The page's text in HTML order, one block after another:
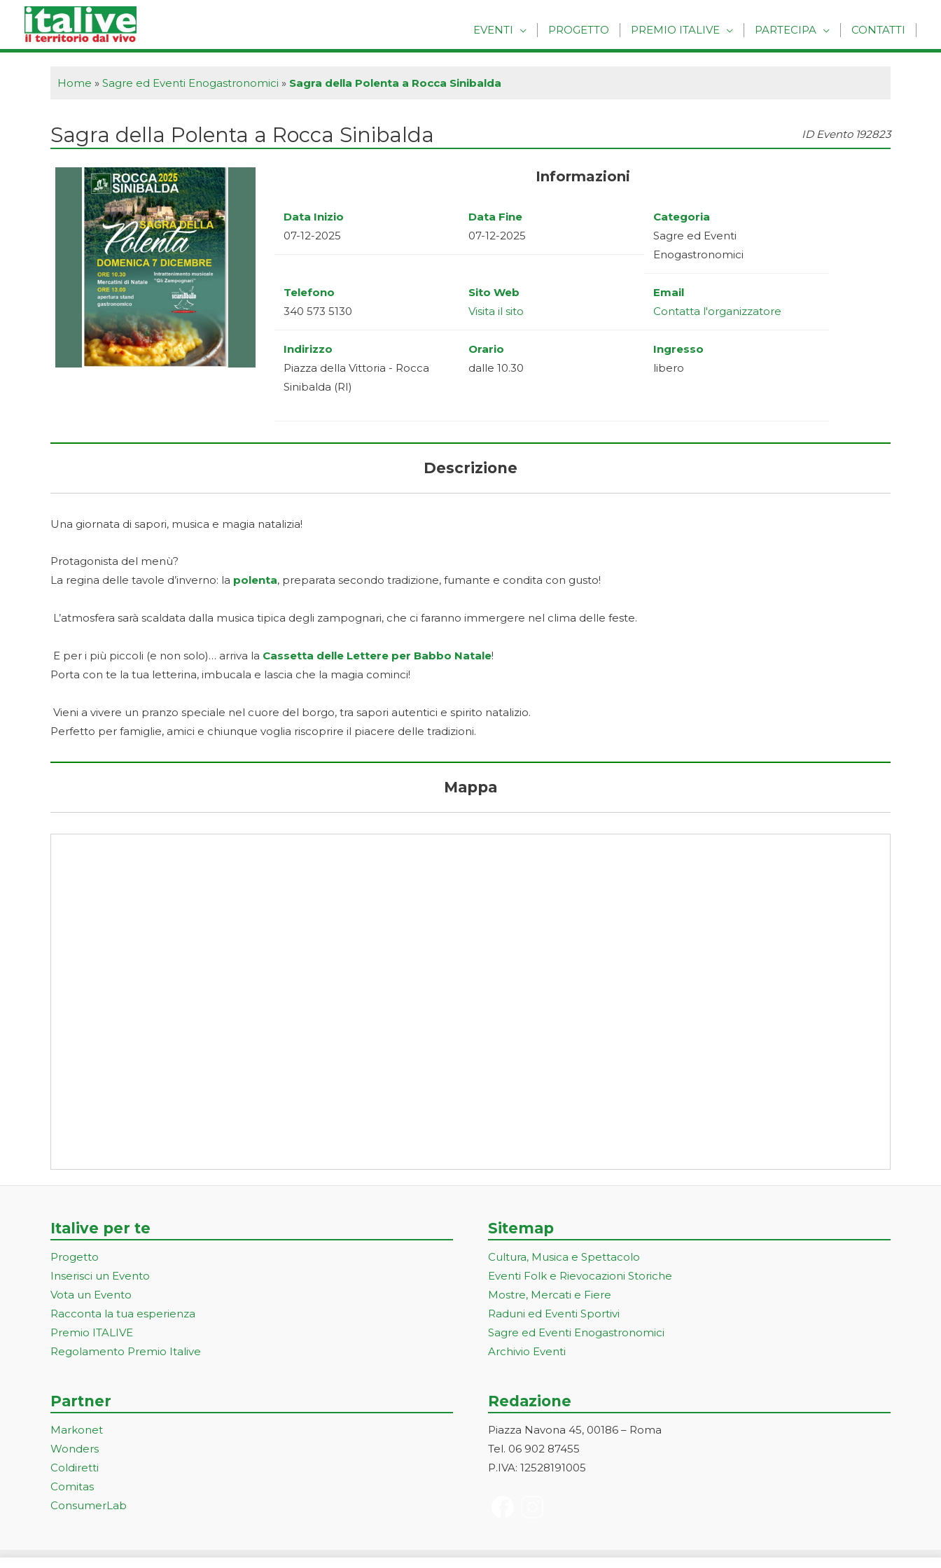
contenuto
EVENTI PROGETTO PREMIO ITALIVE PARTECIPA CONTATTI
Home » Sagre ed Eventi Enogastronomici » Sagra della Polenta a Rocca Sinibalda
Sagra della Polenta a Rocca Sinibalda ID Evento 192823
Informazioni
Data Inizio
07-12-2025
Data Fine
07-12-2025
Categoria
Sagre ed Eventi
Enogastronomici
Telefono
340 573 5130
Sito Web
Visita il sito
Email
Contatta l'organizzatore
Indirizzo
Piazza della Vittoria - Rocca
Sinibalda (RI)
Orario
dalle 10.30
Ingresso
libero
Descrizione
Una giornata di sapori, musica e magia natalizia!
Protagonista del menù?
La regina delle tavole d’inverno: la polenta, preparata secondo tradizione, fumante e condita con gusto!
L’atmosfera sarà scaldata dalla musica tipica degli zampognari, che ci faranno immergere nel clima delle feste.
E per i più piccoli (e non solo)… arriva la Cassetta delle Lettere per Babbo Natale!
Porta con te la tua letterina, imbucala e lascia che la magia cominci!
Vieni a vivere un pranzo speciale nel cuore del borgo, tra sapori autentici e spirito natalizio.
Perfetto per famiglie, amici e chiunque voglia riscoprire il piacere delle tradizioni.
Mappa
Italive per te
Progetto
Inserisci un Evento
Vota un Evento
Racconta la tua esperienza
Premio ITALIVE
Regolamento Premio Italive
Partner
Markonet
Wonders
Coldiretti
Comitas
ConsumerLab
Sitemap
Cultura, Musica e Spettacolo
Eventi Folk e Rievocazioni Storiche
Mostre, Mercati e Fiere
Raduni ed Eventi Sportivi
Sagre ed Eventi Enogastronomici
Archivio Eventi
Redazione
Piazza Navona 45, 00186 – Roma
Tel. 06 902 87455
P.IVA: 12528191005